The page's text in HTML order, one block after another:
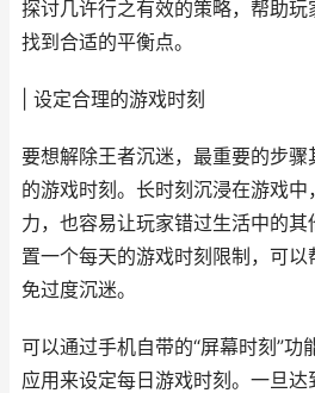
探讨几许行之有效的策略，帮助玩
找到合适的平衡点。
| 设定合理的游戏时刻
要想解除王者沉迷，最重要的步
的游戏时刻。长时刻沉浸在游戏
力，也容易让玩家错过生活中的
置一个每天的游戏时刻限制，可
免过度沉迷。
可以通过手机自带的“屏幕时刻”功
应用来设定每日游戏时刻。一旦